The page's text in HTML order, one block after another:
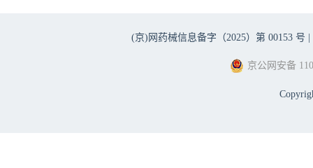
(京)网药械信息备字（2025）第 00153 号 |
京公网安备